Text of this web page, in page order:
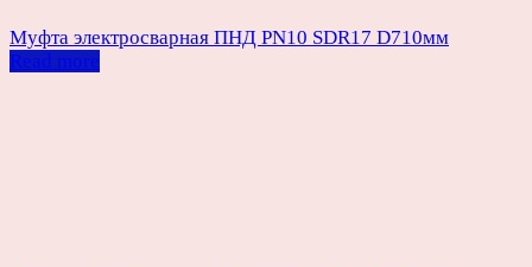
Муфта электросварная ПНД PN10 SDR17 D710мм
Read more